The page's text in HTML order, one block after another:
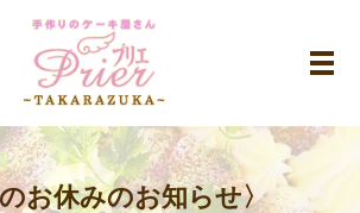
メ
お休みのお知らせ〉